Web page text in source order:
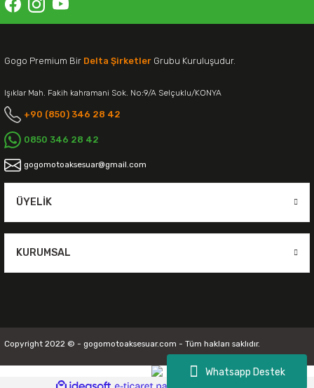
Whatsapp Destek
Gogo Premium Bir Delta Şirketler Grubu Kuruluşudur.
Işıklar Mah. Fakih kahramani Sok. No:9/A Selçuklu/KONYA
+90 (850) 346 28 42
0850 346 28 42
gogomotoaksesuar@gmail.com
ÜYELIK
KURUMSAL
Copyright 2022 © - gogomotoaksesuar.com - Tüm hakları saklıdır.
ideasoft